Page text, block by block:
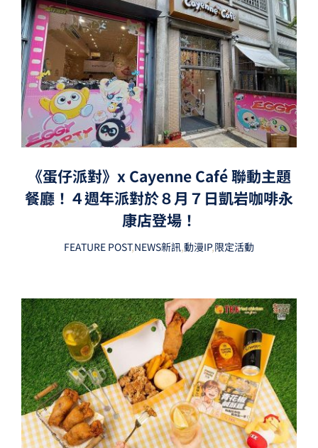
《蛋仔派對》x Cayenne Café 聯動主題
餐廳！４週年派對於８月７日凱岩咖啡永
康店登場！
FEATURE POST,NEWS新訊,動漫IP,限定活動